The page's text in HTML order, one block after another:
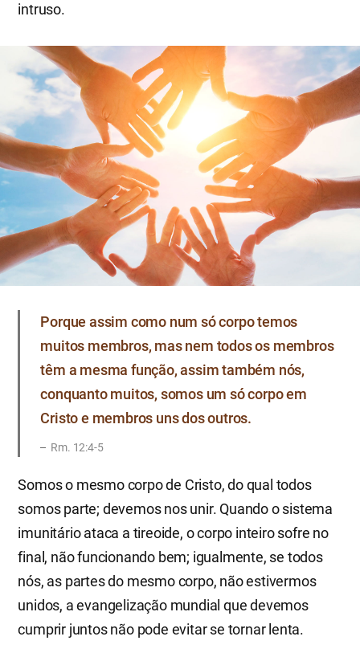
intruso.
Porque assim como num só corpo temos
muitos membros, mas nem todos os membros
têm a mesma função, assim também nós,
conquanto muitos, somos um só corpo em
Cristo e membros uns dos outros.
Rm. 12:4-5
Somos o mesmo corpo de Cristo, do qual todos
somos parte; devemos nos unir. Quando o sistema
imunitário ataca a tireoide, o corpo inteiro sofre no
final, não funcionando bem; igualmente, se todos
nós, as partes do mesmo corpo, não estivermos
unidos, a evangelização mundial que devemos
cumprir juntos não pode evitar se tornar lenta.